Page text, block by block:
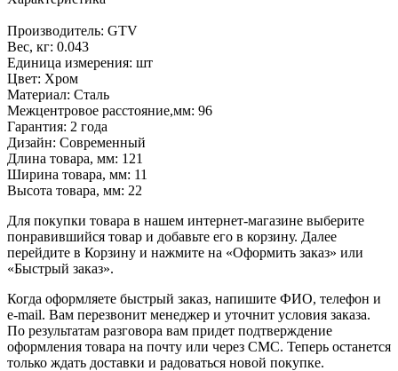
Производитель: GTV
Вес, кг: 0.043
Единица измерения: шт
Цвет: Хром
Материал: Сталь
Межцентровое расстояние,мм: 96
Гарантия: 2 года
Дизайн: Современный
Длина товара, мм: 121
Ширина товара, мм: 11
Высота товара, мм: 22
Для покупки товара в нашем интернет-магазине выберите
понравившийся товар и добавьте его в корзину. Далее
перейдите в Корзину и нажмите на «Оформить заказ» или
«Быстрый заказ».
Когда оформляете быстрый заказ, напишите ФИО, телефон и
e-mail. Вам перезвонит менеджер и уточнит условия заказа.
По результатам разговора вам придет подтверждение
оформления товара на почту или через СМС. Теперь останется
только ждать доставки и радоваться новой покупке.